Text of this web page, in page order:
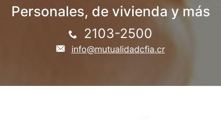
Personales, de vivienda y más
2103-2500
info@mutualidadcfia.cr